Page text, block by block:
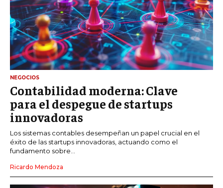
NEGOCIOS
Contabilidad moderna: Clave
para el despegue de startups
innovadoras
Los sistemas contables desempeñan un papel crucial en el
éxito de las startups innovadoras, actuando como el
fundamento sobre...
Ricardo Mendoza